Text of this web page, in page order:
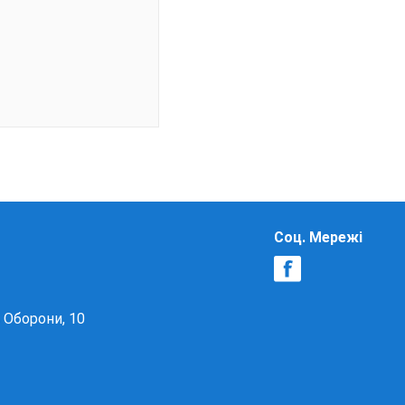
Оборони, 10
Соц. Мережі